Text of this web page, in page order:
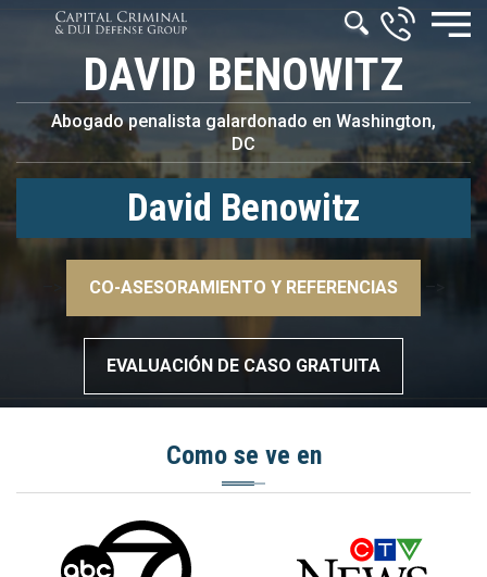
DAVID BENOWITZ
Abogado penalista galardonado en Washington,
DC
David Benowitz
CO-ASESORAMIENTO Y REFERENCIAS
EVALUACIÓN DE CASO GRATUITA
Como se ve en